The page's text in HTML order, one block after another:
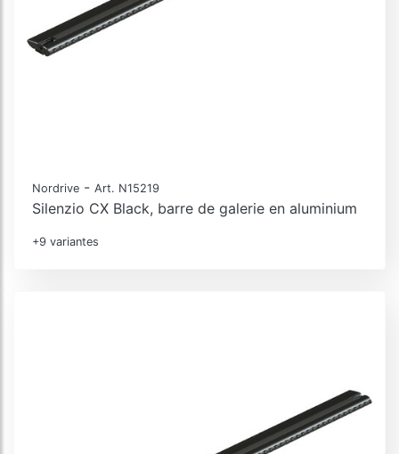
Nordrive - Art. N15219
Silenzio CX Black, barre de galerie en aluminium
+9 variantes